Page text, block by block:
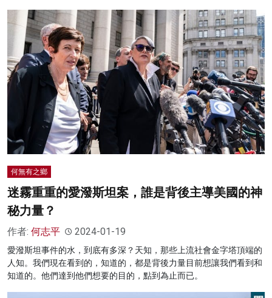
何無有之鄉
迷霧重重的愛潑斯坦案，誰是背後主導美國的神
秘力量？
作者: 何志平 2024-01-19
愛潑斯坦事件的水，到底有多深？天知，那些上流社會金字塔頂端的
人知。我們現在看到的，知道的，都是背後力量目前想讓我們看到和
知道的。他們達到他們想要的目的，點到為止而已。